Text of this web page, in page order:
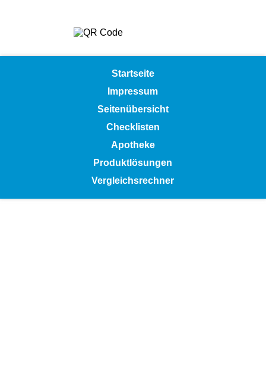
Startseite
Impressum
Seitenübersicht
Checklisten
Apotheke
Produktlösungen
Vergleichsrechner